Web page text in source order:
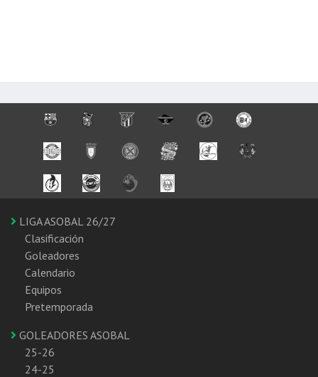
LIGA ASOBAL 26/27
Clasificación
Goleadores
Calendario
Equipos
Pretemporada
GOLEADORES ASOBAL
25-26
24-25